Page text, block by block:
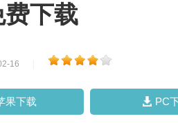
下载
16
果下载 PC